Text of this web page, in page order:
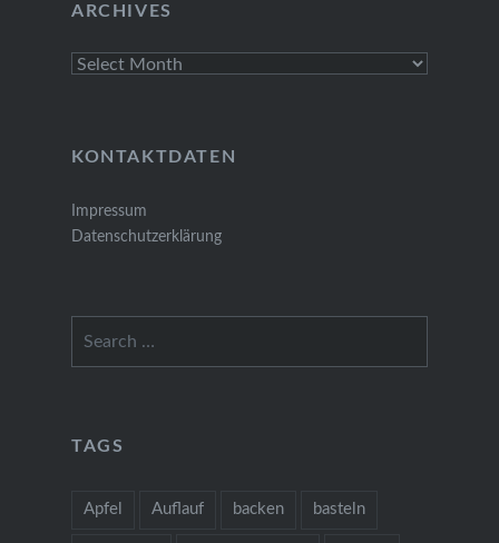
ARCHIVES
Archives
KONTAKTDATEN
Impressum
Datenschutzerklärung
for:
TAGS
Apfel Auflauf backen basteln